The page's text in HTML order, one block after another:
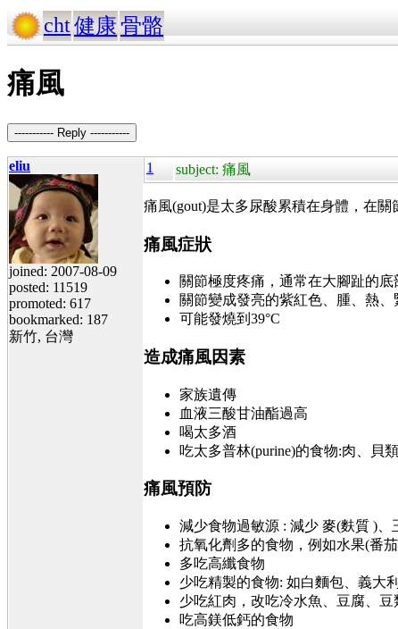
cht健康骨骼
痛風
----------- Reply -----------
eliu
joined: 2007-08-09
posted: 11519
promoted: 617
bookmarked: 187
新竹, 台灣
1 subject: 痛風
痛風(gout)是太多尿酸累積在身體，在
痛風症狀
關節極度疼痛，通常在大腳趾的
關節變成發亮的紫紅色、腫、熱、
可能發燒到39°C
造成痛風因素
家族遺傳
血液三酸甘油酯過高
喝太多酒
吃太多普林(purine)的食物:肉、貝
痛風預防
減少食物過敏源 : 減少 麥(麩質 )、
抗氧化劑多的食物，例如水果(番
多吃高纖食物
少吃精製的食物: 如白麵包、義大
少吃紅肉，改吃冷水魚、豆腐、豆
吃高鎂低鈣的食物